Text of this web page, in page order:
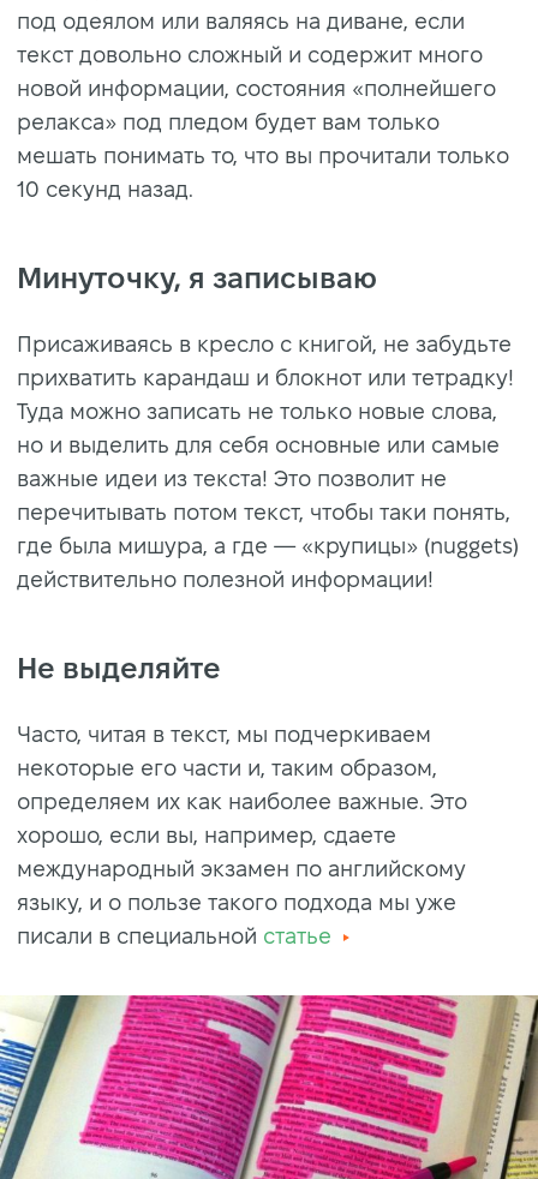
под одеялом или валяясь на диване, если
текст довольно сложный и содержит много
новой информации, состояния «полнейшего
релакса» под пледом будет вам только
мешать понимать то, что вы прочитали только
10 секунд назад.
Минуточку, я записываю
Присаживаясь в кресло с книгой, не забудьте
прихватить карандаш и блокнот или тетрадку!
Туда можно записать не только новые слова,
но и выделить для себя основные или самые
важные идеи из текста! Это позволит не
перечитывать потом текст, чтобы таки понять,
где была мишура, а где — «крупицы» (nuggets)
действительно полезной информации!
Не выделяйте
Часто, читая в текст, мы подчеркиваем
некоторые его части и, таким образом,
определяем их как наиболее важные. Это
хорошо, если вы, например, сдаете
международный экзамен по английскому
языку, и о пользе такого подхода мы уже
писали в специальной статье